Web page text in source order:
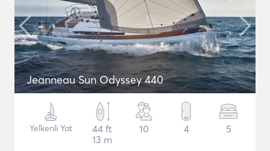
Jeanneau Sun Odyssey 440
Yelkenli Yat
44 ft
13 m
10 4 5